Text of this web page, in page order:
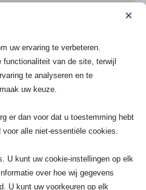
veilig aan voor
×
uw ervaring te verbeteren.
van de site, terwijl
te analyseren en te
uw keuze.
er dan voor dat u toestemming hebt
alle niet-essentiële cookies.
U kunt uw cookie-instellingen op elk
over hoe wij gegevens
U kunt uw voorkeuren op elk